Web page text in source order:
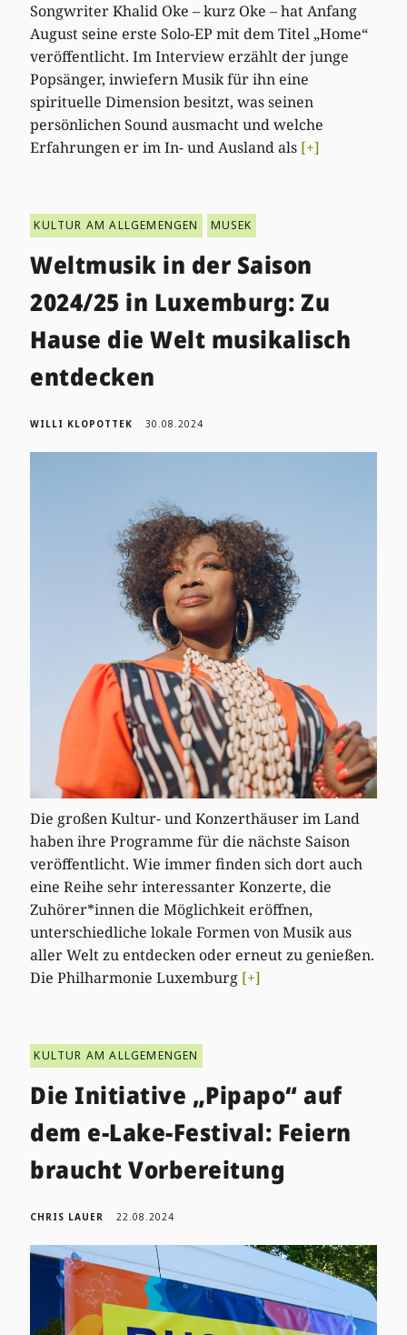
Songwriter Khalid Oke – kurz Oke – hat Anfang
August seine erste Solo-EP mit dem Titel „Home“
veröffentlicht. Im Interview erzählt der junge
Popsänger, inwiefern Musik für ihn eine
spirituelle Dimension besitzt, was seinen
persönlichen Sound ausmacht und welche
Erfahrungen er im In- und Ausland als [+]
KULTUR AM ALLGEMENGEN MUSEK
Weltmusik in der Saison
2024/25 in Luxemburg: Zu
Hause die Welt musikalisch
entdecken
WILLI KLOPOTTEK 30.08.2024
Die großen Kultur- und Konzerthäuser im Land
haben ihre Programme für die nächste Saison
veröffentlicht. Wie immer finden sich dort auch
eine Reihe sehr interessanter Konzerte, die
Zuhörer*innen die Möglichkeit eröffnen,
unterschiedliche lokale Formen von Musik aus
aller Welt zu entdecken oder erneut zu genießen.
Die Philharmonie Luxemburg [+]
KULTUR AM ALLGEMENGEN
Die Initiative „Pipapo“ auf
dem e-Lake-Festival: Feiern
braucht Vorbereitung
CHRIS LAUER 22.08.2024